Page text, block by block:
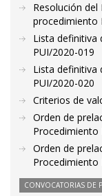
Resolución
procedimiento
Lista definitiva
PUI/2020-019
Lista definitiva
PUI/2020-020
Criterios de
Orden de
Procedimiento
Orden de
Procedimiento
CONVOCATORIAS DE